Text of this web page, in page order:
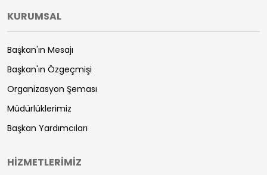
KURUMSAL
Başkan'ın Mesajı
Başkan'ın Özgeçmişi
Organizasyon Şeması
Müdürlüklerimiz
Başkan Yardımcıları
HİZMETLERİMİZ